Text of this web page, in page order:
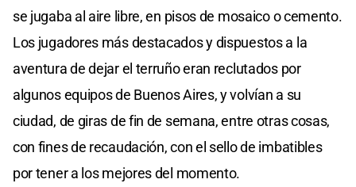
se jugaba al aire libre, en pisos de mosaico o cemento.
Los jugadores más destacados y dispuestos a la
aventura de dejar el terruño eran reclutados por
algunos equipos de Buenos Aires, y volvían a su
ciudad, de giras de fin de semana, entre otras cosas,
con fines de recaudación, con el sello de imbatibles
por tener a los mejores del momento.